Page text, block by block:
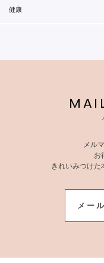
健康
メル
お
きれいみつけた
メー